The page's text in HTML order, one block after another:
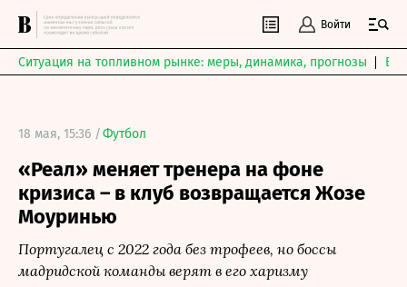
Войти
Ситуация на топливном рынке: меры, динамика, прогнозы
18 мая, 15:36 /Футбол
«Реал» меняет тренера на фоне
кризиса – в клуб возвращается Жозе
Моуринью
Португалец с 2022 года без трофеев, но боссы
мадридской команды верят в его харизму